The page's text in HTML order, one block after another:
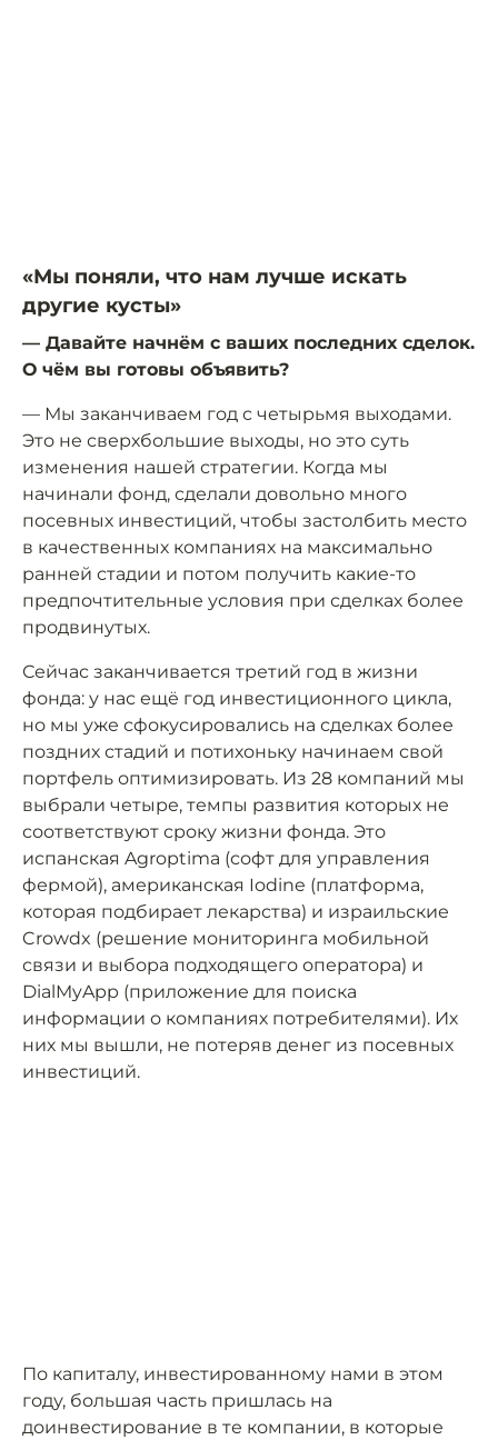
«Мы поняли, что нам лучше искать
другие кусты»
— Давайте начнём с ваших последних сделок.
О чём вы готовы объявить?
— Мы заканчиваем год с четырьмя выходами.
Это не сверхбольшие выходы, но это суть
изменения нашей стратегии. Когда мы
начинали фонд, сделали довольно много
посевных инвестиций, чтобы застолбить место
в качественных компаниях на максимально
ранней стадии и потом получить какие-то
предпочтительные условия при сделках более
продвинутых.
Сейчас заканчивается третий год в жизни
фонда: у нас ещё год инвестиционного цикла,
но мы уже сфокусировались на сделках более
поздних стадий и потихоньку начинаем свой
портфель оптимизировать. Из 28 компаний мы
выбрали четыре, темпы развития которых не
соответствуют сроку жизни фонда. Это
испанская Agroptima (софт для управления
фермой), американская Iodine (платформа,
которая подбирает лекарства) и израильские
Crowdx (решение мониторинга мобильной
связи и выбора подходящего оператора) и
DialMyApp (приложение для поиска
информации о компаниях потребителями). Их
них мы вышли, не потеряв денег из посевных
инвестиций.
По капиталу, инвестированному нами в этом
году, большая часть пришлась на
доинвестирование в те компании, в которые